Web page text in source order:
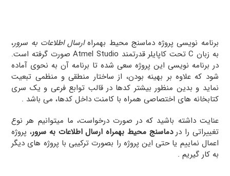
برنامه نویسی پروژه دماسنج محیط بهمراهارسال اطلاعات به سرور،
به زبان C تحت کاپایلر قدرتمند Atmel Studio صورت گرفته است.
در برنامه نویسی این پروژه سعی شده تا برنامه آن به نحوی آماده
شود که علاوه بر بهینه بودن، از ساختار منطقی و منظمی تبعیت
نماید و بدین منظور بیشتر کدها در قالب توابع فرعی و یک سری
کتابخانه های اختصاصی همراه با کامنت داخل کدها، می باشد .
عنایت داشته باشید که در صورت درخواست، ما میتوانیم هر نوع
تغییراتی را دردماسنج محیط بهمراه ارسال اطلاعات به سرور، پروژه
اعمال نماییم یا حتی این پروژه را بصورت ترکیبی با پروژه های دیگر
به کار گیریم .